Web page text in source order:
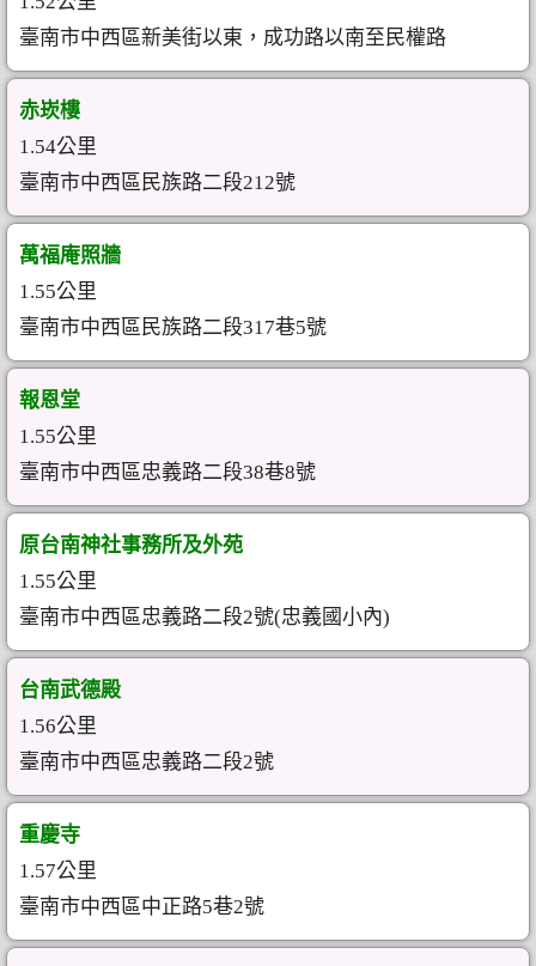
臺南市中西區新美街以東，成功路以南至民權路
赤崁樓
1.54公里
臺南市中西區民族路二段212號
萬福庵照牆
1.55公里
臺南市中西區民族路二段317巷5號
報恩堂
1.55公里
臺南市中西區忠義路二段38巷8號
原台南神社事務所及外苑
1.55公里
臺南市中西區忠義路二段2號(忠義國小內)
台南武德殿
1.56公里
臺南市中西區忠義路二段2號
重慶寺
1.57公里
臺南市中西區中正路5巷2號